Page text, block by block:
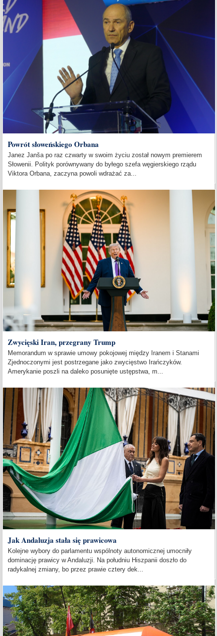
Powrót słoweńskiego Orbana
Janez Janša po raz czwarty w swoim życiu został nowym premierem
Słowenii. Polityk porównywany do byłego szefa węgierskiego rządu
Viktora Orbana, zaczyna powoli wdrażać za...
Zwycięski Iran, przegrany Trump
Memorandum w sprawie umowy pokojowej między Iranem i Stanami
Zjednoczonymi jest postrzegane jako zwycięstwo Irańczyków.
Amerykanie poszli na daleko posunięte ustępstwa, m...
Jak Andaluzja stała się prawicowa
Kolejne wybory do parlamentu wspólnoty autonomicznej umocniły
dominację prawicy w Andaluzji. Na południu Hiszpanii doszło do
radykalnej zmiany, bo przez prawie cztery dek...